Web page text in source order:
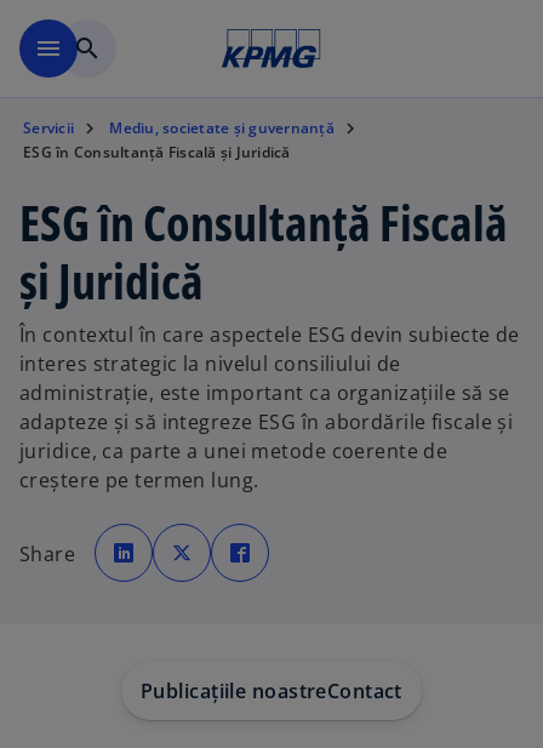
menu search
Servicii
Mediu, societate și guvernanță
ESG în Consultanță Fiscală și Juridică
ESG în Consultanță Fiscală
și Juridică
În contextul în care aspectele ESG devin subiecte de
interes strategic la nivelul consiliului de
administrație, este important ca organizațiile să se
adapteze și să integreze ESG în abordările fiscale și
juridice, ca parte a unei metode coerente de
creștere pe termen lung.
Share
o
p
e
n
t
a
b
o
p
e
n
t
a
b
p
e
t
a
b
Publicațiile noastreContact